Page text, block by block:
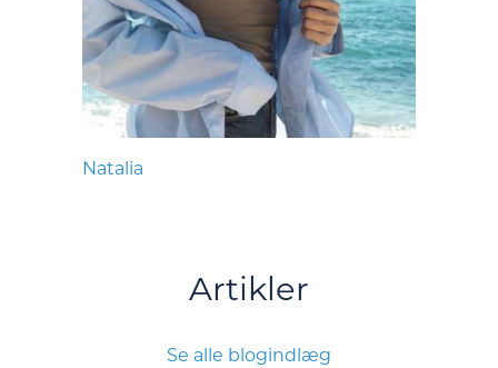
Natalia
Artikler
Se alle blogindlæg